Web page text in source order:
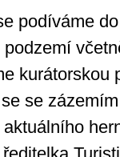
podíváme
kurátorskou
se